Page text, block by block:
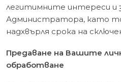
легитимните интереси и
Администратора, като
надхвърля срока на
Предаване на Вашите
обработване